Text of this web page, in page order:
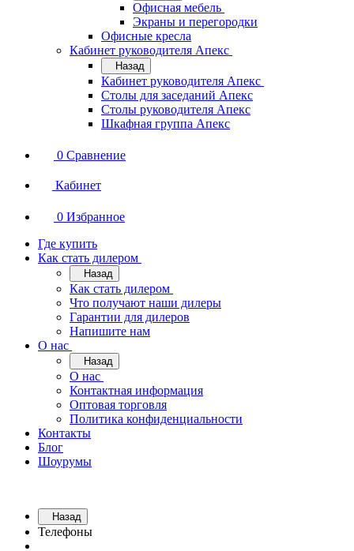
Офисная мебель
Экраны и перегородки
Офисные кресла
Кабинет руководителя Апекс
Назад
Кабинет руководителя Апекс
Столы для заседаний Апекс
Столы руководителя Апекс
Шкафная группа Апекс
0 Сравнение
Кабинет
0 Избранное
Где купить
Как стать дилером
Назад
Как стать дилером
Что получают наши дилеры
Гарантии для дилеров
Напишите нам
О нас
Назад
О нас
Контактная информация
Оптовая торговля
Политика конфиденциальности
Контакты
Блог
Шоурумы
Назад
Телефоны